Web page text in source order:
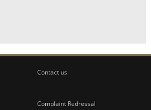
Contact us
Complaint Redressal